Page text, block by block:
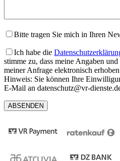
Bitte tragen Sie mich in Ihren
Ich habe die
stimme zu, dass meine Angaben
meiner Anfrage elektronisch
Hinweis: Sie können Ihre
E-Mail an datenschutz@vr-